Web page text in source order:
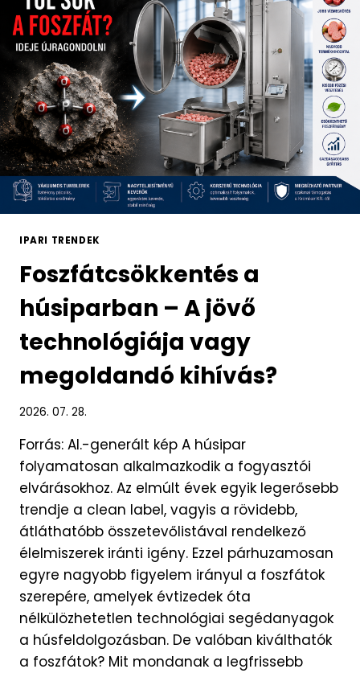
IPARI TRENDEK
Foszfátcsökkentés a
húsiparban – A jövő
technológiája vagy
megoldandó kihívás?
2026. 07. 28.
Forrás: AI.-generált kép A húsipar
folyamatosan alkalmazkodik a fogyasztói
elvárásokhoz. Az elmúlt évek egyik legerősebb
trendje a clean label, vagyis a rövidebb,
átláthatóbb összetevőlistával rendelkező
élelmiszerek iránti igény. Ezzel párhuzamosan
egyre nagyobb figyelem irányul a foszfátok
szerepére, amelyek évtizedek óta
nélkülözhetetlen technológiai segédanyagok
a húsfeldolgozásban. De valóban kiválthatók
a foszfátok? Mit mondanak a legfrissebb